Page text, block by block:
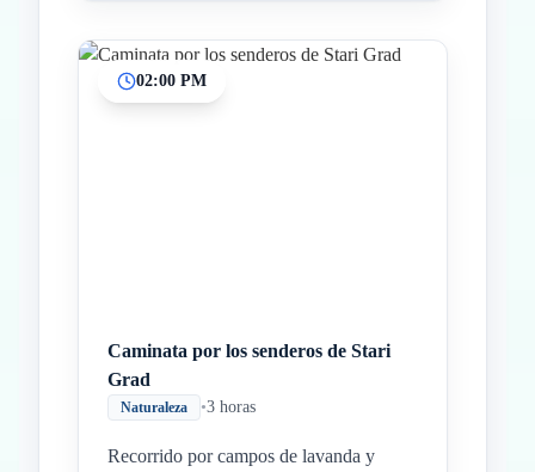
02:00 PM
Caminata por los senderos de Stari
Grad
Naturaleza •3 horas
Recorrido por campos de lavanda y